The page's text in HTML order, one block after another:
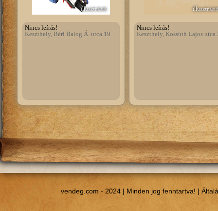
illusztráció
Nincs leírás!
Keszthely, Béri Balog Á. utca 19.
illusztráció
Nincs leírás!
Keszthely, Kossúth Lajos utca
vendeg.com - 2024 | Minden jog fenntartva! |